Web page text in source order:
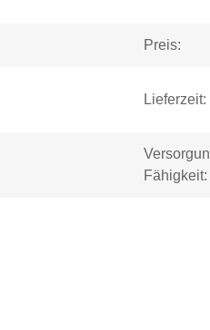
Preis:
Lieferzeit:
Fähigkeit: